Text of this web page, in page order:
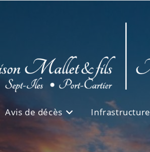
Avis de décès Infrastructure